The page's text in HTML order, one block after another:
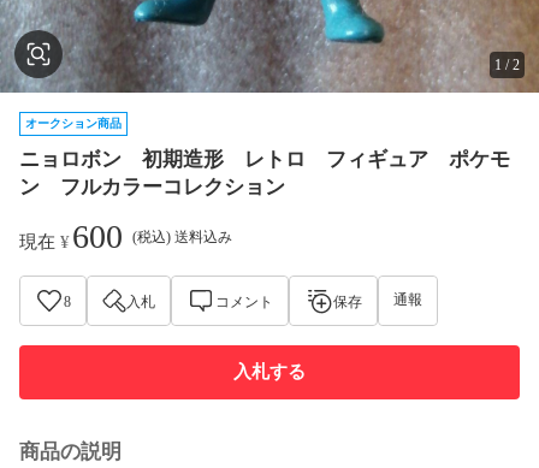
1 /2
オークション商品
ニョロボン 初期造形 レトロ フィギュア ポケモ
ン フルカラーコレクション
現在 ¥600 (税込) 送料込み
8 入札 コメント 保存 通報
入札する
商品の説明